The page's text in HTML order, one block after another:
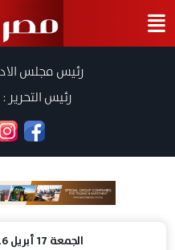
رئيس مجلس
رئيس
الجمعة 17 أبريل 2026 | 11:07 م